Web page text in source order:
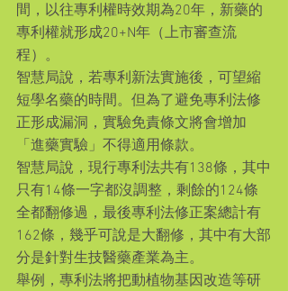
間，以往專利權時效期為20年，新藥的
專利權就形成20+N年（上市審查流
程）。
智慧局說，若專利新法實施後，可望縮
短學名藥的時間。但為了避免專利法修
正形成漏洞，實驗免責條文將會增加
「進藥實驗」不得適用條款。
智慧局說，現行專利法共有138條，其中
只有14條一字都沒調整，剩餘的124條
全都翻修過，最後專利法修正案總計有
162條，幾乎可說是大翻修，其中有大部
分是針對生技醫藥產業為主。
舉例，專利法將把動植物基因改造等研